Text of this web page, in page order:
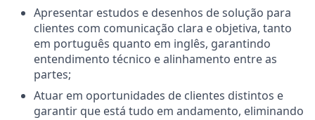
Apresentar estudos e desenhos de solução para
clientes com comunicação clara e objetiva, tanto
em português quanto em inglês, garantindo
entendimento técnico e alinhamento entre as
partes;
Atuar em oportunidades de clientes distintos e
garantir que está tudo em andamento, eliminando